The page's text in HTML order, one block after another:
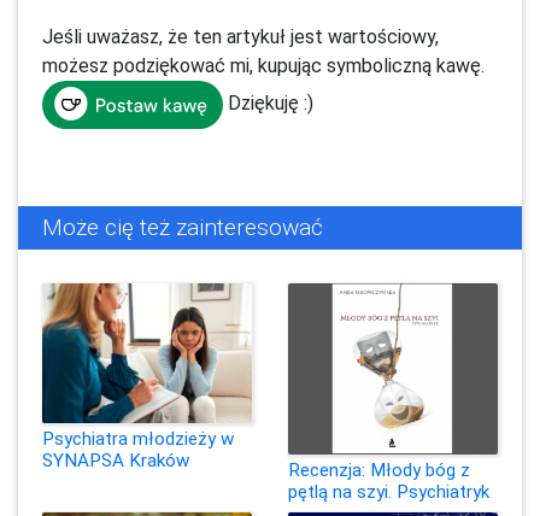
Jeśli uważasz, że ten artykuł jest wartościowy,
możesz podziękować mi, kupując symboliczną kawę.
Dziękuję :)
Może cię też zainteresować
Psychiatra młodzieży w
SYNAPSA Kraków
Recenzja: Młody bóg z
pętlą na szyi. Psychiatryk